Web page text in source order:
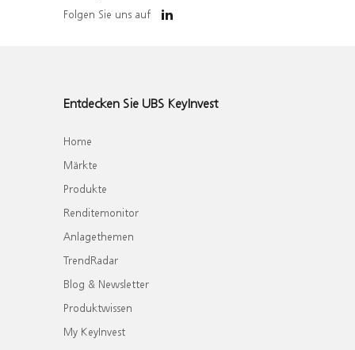
Folgen Sie uns auf
Entdecken Sie UBS KeyInvest
Home
Märkte
Produkte
Renditemonitor
Anlagethemen
TrendRadar
Blog & Newsletter
Produktwissen
My KeyInvest